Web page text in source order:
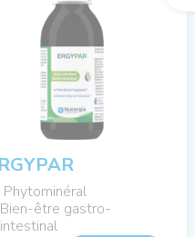
Phytominéral
Bien-être gastro-
intestinal